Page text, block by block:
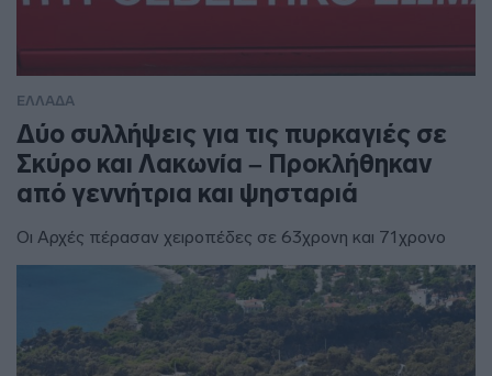
ΕΛΛΑΔΑ
Δύο συλλήψεις για τις πυρκαγιές σε
Σκύρο και Λακωνία – Προκλήθηκαν
από γεννήτρια και ψησταριά
Οι Αρχές πέρασαν χειροπέδες σε 63χρονη και 71χρονο